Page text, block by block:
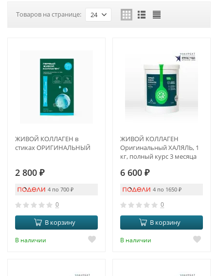
Товаров на странице: 24
ЖИВОЙ КОЛЛАГЕН в
стиках ОРИГИНАЛЬНЫЙ
2 800 ₽
4 по 700 ₽
0
В корзину
В наличии
ЖИВОЙ КОЛЛАГЕН
Оригинальный ХАЛЯЛЬ, 1
кг, полный курс 3 месяца
6 600 ₽
4 по 1650 ₽
0
В корзину
В наличии